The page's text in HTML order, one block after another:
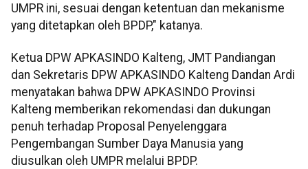
UMPR ini, sesuai dengan ketentuan dan mekanisme
yang ditetapkan oleh BPDP," katanya.
Ketua DPW APKASINDO Kalteng, JMT Pandiangan
dan Sekretaris DPW APKASINDO Kalteng Dandan Ardi
menyatakan bahwa DPW APKASINDO Provinsi
Kalteng memberikan rekomendasi dan dukungan
penuh terhadap Proposal Penyelenggara
Pengembangan Sumber Daya Manusia yang
diusulkan oleh UMPR melalui BPDP.